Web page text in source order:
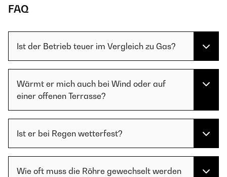
FAQ
Ist der Betrieb teuer im Vergleich zu Gas?
Wärmt er mich auch bei Wind oder auf
einer offenen Terrasse?
Ist er bei Regen wetterfest?
Wie oft muss die Röhre gewechselt werden